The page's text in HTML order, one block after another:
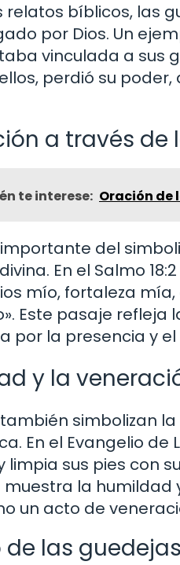
relatos bíblicos, las
por Dios. Un
vinculada a sus
perdió su
a través de
te interese: Oración de
del
En el Salmo
mío, fortaleza
Este pasaje
por la presencia y el
y la
simbolizan
En el Evangelio de
limpia sus pies con
la humildad
un acto de
de las